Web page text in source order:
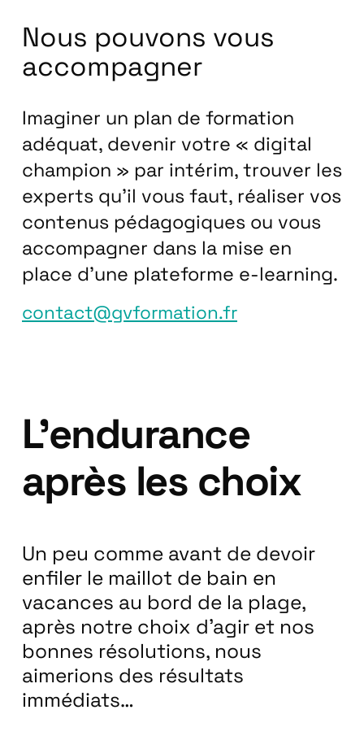
Nous pouvons vous
accompagner
Imaginer un plan de formation
adéquat, devenir votre « digital
champion » par intérim, trouver les
experts qu’il vous faut, réaliser vos
contenus pédagogiques ou vous
accompagner dans la mise en
place d’une plateforme e-learning.
contact@gvformation.fr
L’endurance
après les choix
Un peu comme avant de devoir
enfiler le maillot de bain en
vacances au bord de la plage,
après notre choix d’agir et nos
bonnes résolutions, nous
aimerions des résultats
immédiats…